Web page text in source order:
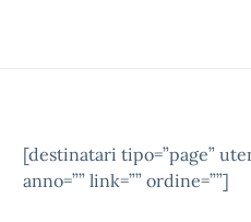
[destinatari tipo=”page”
anno=”” link=”” ordine=””]